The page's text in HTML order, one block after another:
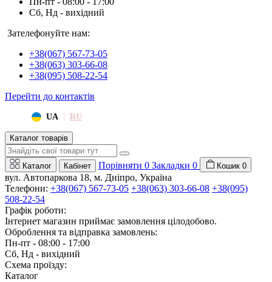
Сб, Нд - вихідний
Зателефонуйте нам:
+38(067) 567-73-05
+38(063) 303-66-08
+38(095) 508-22-54
Перейти до контактів
UA | RU
Каталог товарів
Каталог Кабінет Порівняти 0 Закладки 0 Кошик 0
вул. Автопаркова 18, м. Дніпро, Україна
Телефони: +38(067) 567-73-05 +38(063) 303-66-08 +38(095)
508-22-54
Графік роботи:
Інтернет магазин приймає замовлення цілодобово.
Оброблення та відправка замовлень:
Пн-пт - 08:00 - 17:00
Сб, Нд - вихідний
Схема проїзду:
Каталог